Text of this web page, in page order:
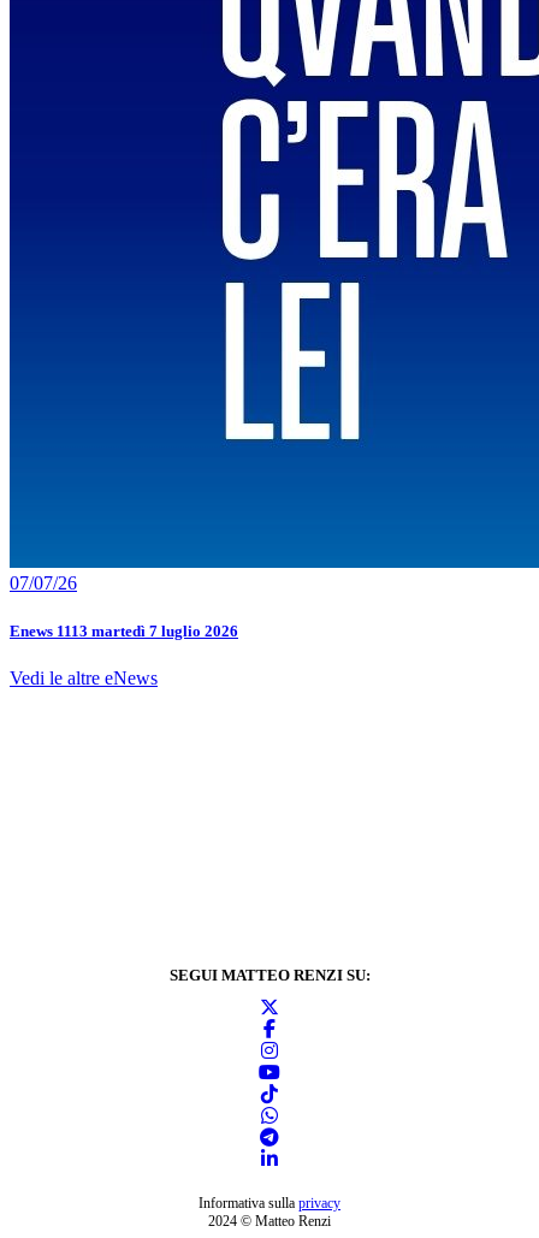
07/07/26
Enews 1113 martedì 7 luglio 2026
Vedi le altre eNews
SEGUI MATTEO RENZI SU:
Informativa sulla privacy
2024 © Matteo Renzi